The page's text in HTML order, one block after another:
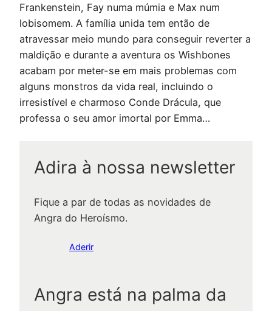
Frankenstein, Fay numa múmia e Max num
lobisomem. A família unida tem então de
atravessar meio mundo para conseguir reverter a
maldição e durante a aventura os Wishbones
acabam por meter-se em mais problemas com
alguns monstros da vida real, incluindo o
irresistível e charmoso Conde Drácula, que
professa o seu amor imortal por Emma…
Adira à nossa newsletter
Fique a par de todas as novidades de
Angra do Heroísmo.
Aderir
Angra está na palma da